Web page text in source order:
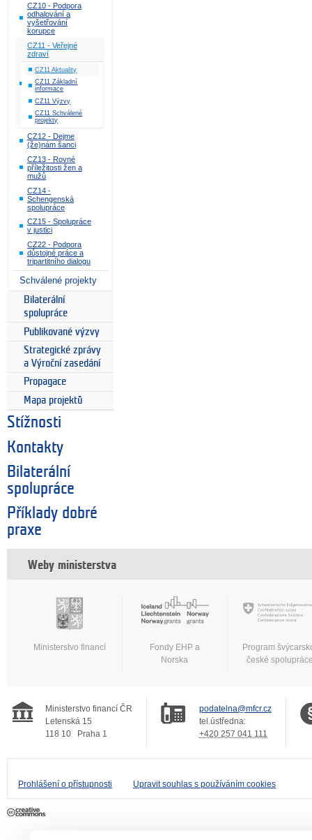
CZ10 - Podpora
odhalování a
vyšetřování
korupce
CZ11 - Veřejné
zdraví
CZ11 Aktuality
CZ11 Základní
informace
CZ11 Výzvy
CZ11 Schválené
projekty
CZ12 - Dejme
(že)nám šanci
CZ13 - Rovné
příležitosti žen a
mužů
CZ14 -
Schengenská
spolupráce
CZ15 - Spolupráce
v justici
CZ22 - Podpora
důstojné práce a
tripartitního dialogu
Schválené projekty
Bilaterální
spolupráce
Publikované výzvy
Strategické zprávy
a Výroční zasedání
Propagace
Mapa projektů
Stížnosti
Kontakty
Bilaterální
spolupráce
Příklady dobré
praxe
Weby ministerstva
Ministerstvo financí
Fondy EHP a
Norska
Program
české
Ministerstvo financí ČR
Letenská 15
118 10
Praha 1
podatelna@mfcr.cz
tel.ústředna:
+420 257 041 111
Prohlášení o přístupnosti Upravit souhlas s používáním cookies